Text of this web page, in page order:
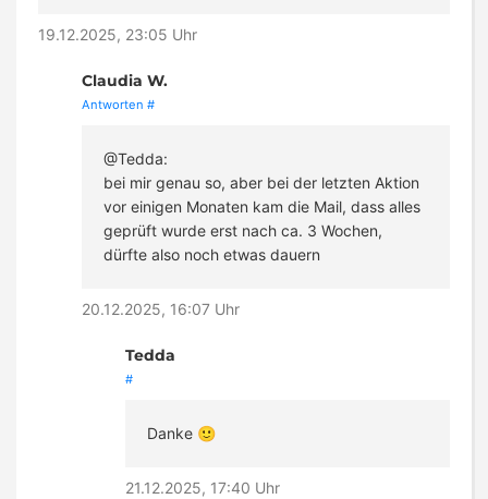
19.12.2025, 23:05 Uhr
Claudia W.
Antworten #
@Tedda:
bei mir genau so, aber bei der letzten Aktion
vor einigen Monaten kam die Mail, dass alles
geprüft wurde erst nach ca. 3 Wochen,
dürfte also noch etwas dauern
20.12.2025, 16:07 Uhr
Tedda
#
Danke 🙂
21.12.2025, 17:40 Uhr